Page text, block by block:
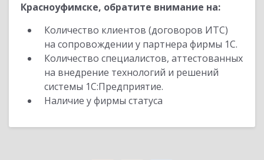
Красноуфимске, обратите внимание на:
Количество клиентов (договоров ИТС)
на сопровождении у партнера фирмы 1С.
Количество специалистов, аттестованных
на внедрение технологий и решений
системы 1С:Предприятие.
Наличие у фирмы статуса